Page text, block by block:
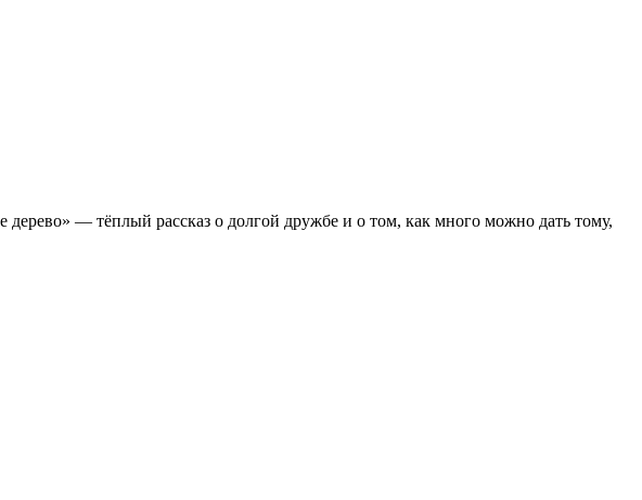
дерево» — тёплый рассказ о долгой дружбе и о том, как много можно дать тому,